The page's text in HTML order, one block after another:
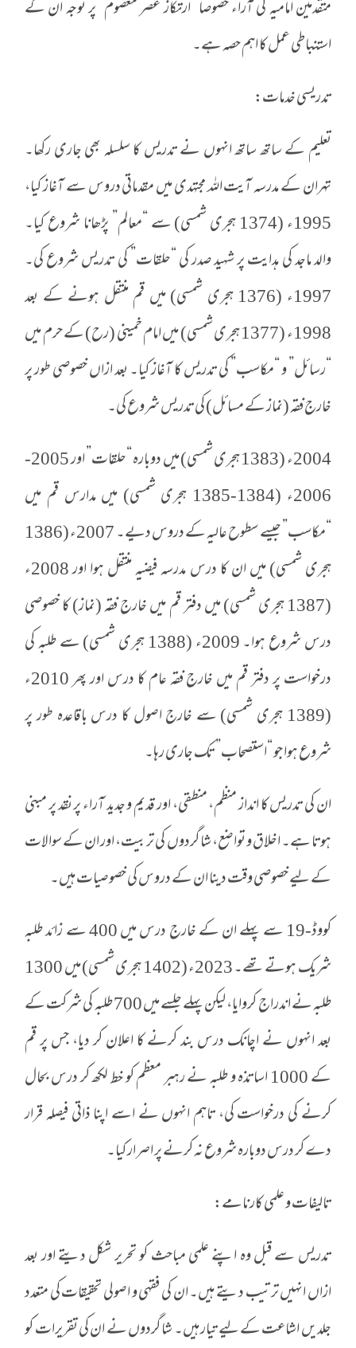
متقدمین امامیہ کی آراء خصوصاً “ارتکاز عصر معصوم” پر توجہ ان کے
استنباطی عمل کا اہم حصہ ہے۔
تدریسی خدمات:
تعلیم کے ساتھ ساتھ انہوں نے تدریس کا سلسلہ بھی جاری رکھا۔
تہران کے مدرسہ آیت اللہ مجتہدی میں مقدماتی دروس سے آغاز کیا،
1995ء (1374 ہجری شمسی) سے “معالم” پڑھانا شروع کیا۔
والد ماجد کی ہدایت پر شہید صدر کی “حلقات” کی تدریس شروع کی۔
1997ء (1376 ہجری شمسی) میں قم منتقل ہونے کے بعد
1998ء (1377 ہجری شمسی) میں امام خمینی (رح) کے حرم میں
“رسائل” و “مکاسب” کی تدریس کا آغاز کیا۔ بعد ازاں خصوصی طور پر
خارج فقہ (نماز کے مسائل) کی تدریس شروع کی۔
2004ء (1383 ہجری شمسی) میں دوبارہ “حلقات” اور 2005-
2006ء (1384-1385 ہجری شمسی) میں مدارس قم میں
“مکاسب” جیسے سطوح عالیہ کے دروس دیے۔ 2007ء (1386
ہجری شمسی) میں ان کا درس مدرسہ فیضیہ منتقل ہوا اور 2008ء
(1387 ہجری شمسی) میں دفتر قم میں خارج فقہ (نماز) کا خصوصی
درس شروع ہوا۔ 2009ء (1388 ہجری شمسی) سے طلبہ کی
درخواست پر دفتر قم میں خارج فقہ عام کا درس اور پھر 2010ء
(1389 ہجری شمسی) سے خارج اصول کا درس باقاعدہ طور پر
شروع ہوا جو “استصحاب” تک جاری رہا۔
ان کی تدریس کا انداز منظم، منطقی، اور قدیم و جدید آراء پر نقد پر مبنی
ہوتا ہے۔ اخلاق و تواضع، شاگردوں کی تربیت، اور ان کے سوالات
کے لیے خصوصی وقت دینا ان کے دروس کی خصوصیات ہیں۔
کووڈ-19 سے پہلے ان کے خارج درس میں 400 سے زائد طلبہ
شریک ہوتے تھے۔ 2023ء (1402 ہجری شمسی) میں 1300
طلبہ نے اندراج کروایا، لیکن پہلے جلسے میں 700 طلبہ کی شرکت کے
بعد انہوں نے اچانک درس بند کرنے کا اعلان کر دیا، جس پر قم
کے 1000 اساتذہ و طلبہ نے رہبر معظم کو خط لکھ کر درس بحال
کرنے کی درخواست کی، تاہم انہوں نے اسے اپنا ذاتی فیصلہ قرار
دے کر درس دوبارہ شروع نہ کرنے پر اصرار کیا۔
تالیفات و علمی کارنامے:
تدریس سے قبل وہ اپنے علمی مباحث کو تحریر شکل دیتے اور بعد
ازاں انہیں ترتیب دیتے ہیں۔ ان کی فقہی و اصولی تحقیقات کی متعدد
جلدیں اشاعت کے لیے تیار ہیں۔ شاگردوں نے ان کی تقریرات کو